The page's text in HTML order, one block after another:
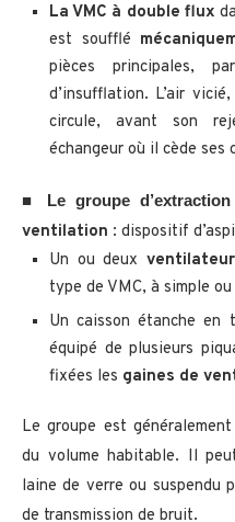
La VMC à double flux
est soufflé
pièces principales,
d’insufflation. L’air
circule, avant son
échangeur où il cède ses
■ Le groupe d’extraction
ventilation : dispositif
Un ou deux
type de VMC, à simple
Un caisson étanche en
équipé de plusieurs
fixées les gaines de
Le groupe est
du volume habitable. Il
laine de verre ou suspendu
de transmission de bruit.